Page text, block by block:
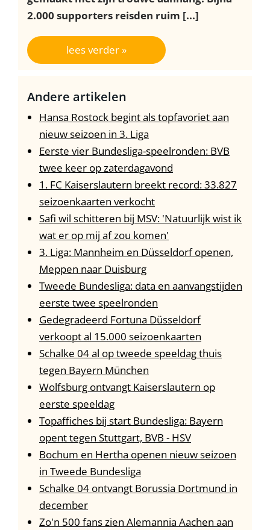
2.000 supporters reisden ruim [...]
lees verder »
Andere artikelen
Hansa Rostock begint als topfavoriet aan
nieuw seizoen in 3. Liga
Eerste vier Bundesliga-speelronden: BVB
twee keer op zaterdagavond
1. FC Kaiserslautern breekt record: 33.827
seizoenkaarten verkocht
Safi wil schitteren bij MSV: 'Natuurlijk wist ik
wat er op mij af zou komen'
3. Liga: Mannheim en Düsseldorf openen,
Meppen naar Duisburg
Tweede Bundesliga: data en aanvangstijden
eerste twee speelronden
Gedegradeerd Fortuna Düsseldorf
verkoopt al 15.000 seizoenkaarten
Schalke 04 al op tweede speeldag thuis
tegen Bayern München
Wolfsburg ontvangt Kaiserslautern op
eerste speeldag
Topaffiches bij start Bundesliga: Bayern
opent tegen Stuttgart, BVB - HSV
Bochum en Hertha openen nieuw seizoen
in Tweede Bundesliga
Schalke 04 ontvangt Borussia Dortmund in
december
Zo'n 500 fans zien Alemannia Aachen aan